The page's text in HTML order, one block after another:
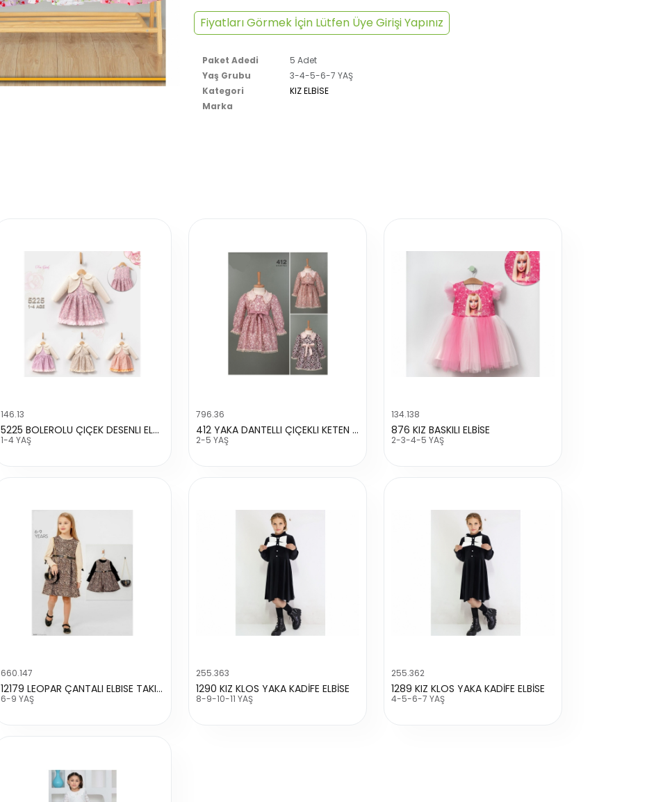
Fiyatları Görmek İçin Lütfen Üye Girişi Yapınız
Paket Adedi
5 Adet
Yaş Grubu
3-4-5-6-7 YAŞ
Kategori
KIZ ELBİSE
Marka
146.13
5225 BOLEROLU ÇIÇEK DESENLI ELBISE
1-4 YAŞ
796.36
412 YAKA DANTELLI ÇIÇEKLI KETEN ELBISE
2-5 YAŞ
134.138
876 KIZ BASKILI ELBİSE
2-3-4-5 YAŞ
660.147
12179 LEOPAR ÇANTALI ELBISE TAKIM
6-9 YAŞ
255.363
1290 KIZ KLOS YAKA KADİFE ELBİSE
8-9-10-11 YAŞ
255.362
1289 KIZ KLOS YAKA KADİFE ELBİSE
4-5-6-7 YAŞ